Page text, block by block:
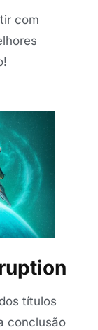
com
títulos
conclusão